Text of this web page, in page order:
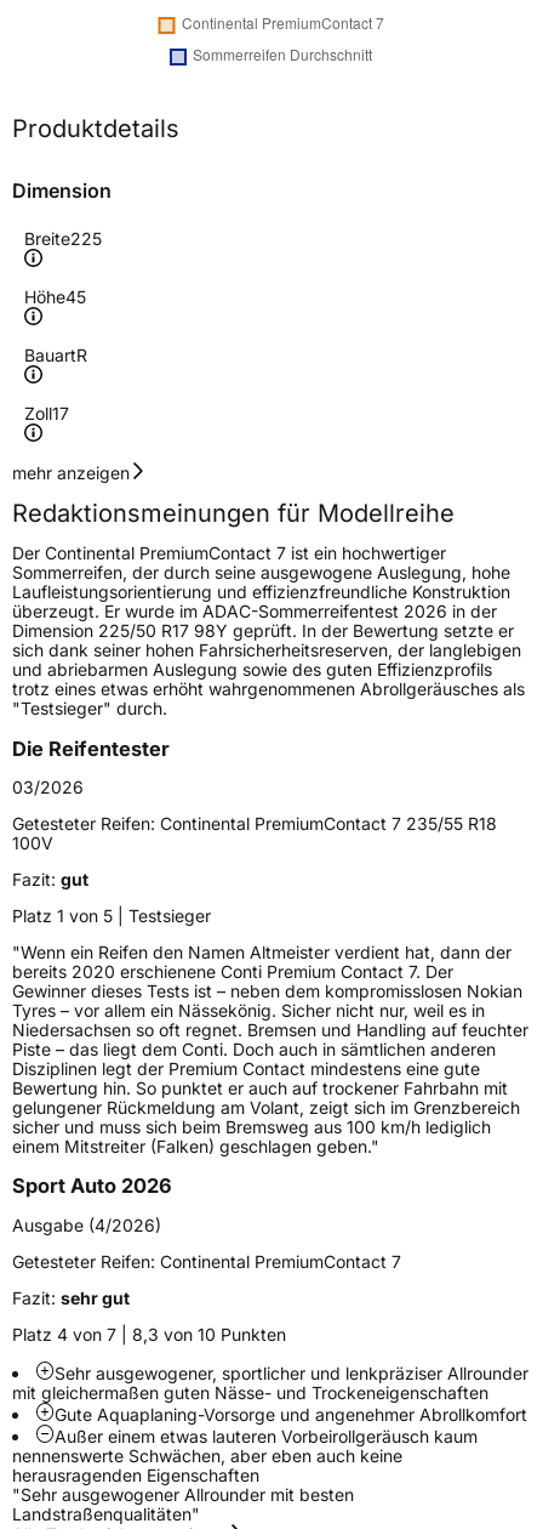
Produktdetails
Dimension
Breite225
Höhe45
BauartR
Zoll17
Geschwindigkeitsindex
Höchstgeschwindigkeit
300 km/h
Lastindex91
Höchstlast615 kg
Gewicht (in kg) 9,355 kg
Generelle Merkmale
FahrzeugtypPKW
Verwendung
ModellnamePremiumContact 7
Fahrzeugart
Weitere Eigenschaften
SchlauchtypTL
ZustandNeureifen
FelgenschutzFR
EU Label
Nasshaftung A
Rollgeräusch (Klasse)B
Rollgeräusch (dB)71
FahrzeugklasseC1
mehr anzeigen
Redaktionsmeinungen für Modellreihe
Der Continental PremiumContact 7 ist ein hochwertiger
Sommerreifen, der durch seine ausgewogene Auslegung, hohe
Laufleistungsorientierung und effizienzfreundliche Konstruktion
überzeugt. Er wurde im ADAC-Sommerreifentest 2026 in der
Dimension 225/50 R17 98Y geprüft. In der Bewertung setzte er
sich dank seiner hohen Fahrsicherheitsreserven, der langlebigen
und abriebarmen Auslegung sowie des guten Effizienzprofils
trotz eines etwas erhöht wahrgenommenen Abrollgeräusches als
"Testsieger" durch.
Die Reifentester
03/2026
Getesteter Reifen: Continental PremiumContact 7 235/55 R18
100V
Fazit: gut
Platz 1 von 5 | Testsieger
"Wenn ein Reifen den Namen Altmeister verdient hat, dann der
bereits 2020 erschienene Conti Premium Contact 7. Der
Gewinner dieses Tests ist – neben dem kompromisslosen Nokian
Tyres – vor allem ein Nässekönig. Sicher nicht nur, weil es in
Niedersachsen so oft regnet. Bremsen und Handling auf feuchter
Piste – das liegt dem Conti. Doch auch in sämtlichen anderen
Disziplinen legt der Premium Contact mindestens eine gute
Bewertung hin. So punktet er auch auf trockener Fahrbahn mit
gelungener Rückmeldung am Volant, zeigt sich im Grenzbereich
sicher und muss sich beim Bremsweg aus 100 km/h lediglich
einem Mitstreiter (Falken) geschlagen geben."
Sport Auto 2026
Ausgabe (4/2026)
Getesteter Reifen: Continental PremiumContact 7
Fazit: sehr gut
Platz 4 von 7 | 8,3 von 10 Punkten
Sehr ausgewogener, sportlicher und lenkpräziser Allrounder
mit gleichermaßen guten Nässe- und Trockeneigenschaften
Gute Aquaplaning-Vorsorge und angenehmer Abrollkomfort
Außer einem etwas lauteren Vorbeirollgeräusch kaum
nennenswerte Schwächen, aber eben auch keine
herausragenden Eigenschaften
"Sehr ausgewogener Allrounder mit besten
Landstraßenqualitäten"